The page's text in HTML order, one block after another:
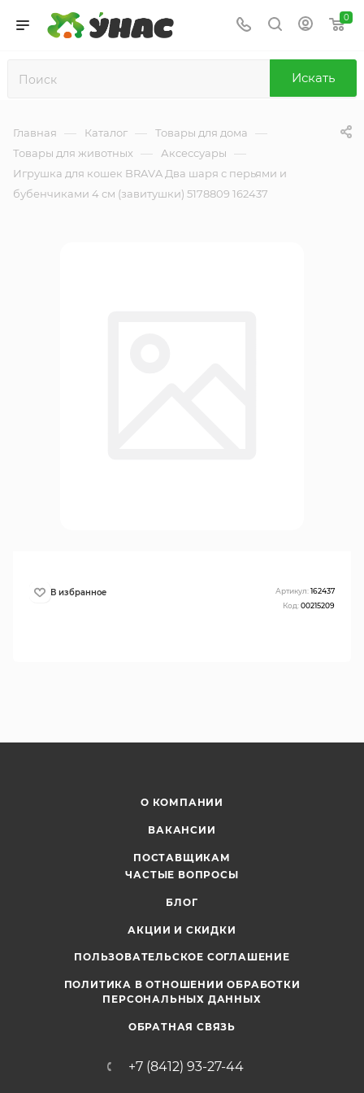
0
Искать
Главная — Каталог — Товары для дома —
Товары для животных — Аксессуары —
Игрушка для кошек BRAVA Два шаря с перьями и
бубенчиками 4 см (завитушки) 5178809 162437
Артикул:162437
Код:00215209
О КОМПАНИИ
ВАКАНСИИ
ПОСТАВЩИКАМ
ЧАСТЫЕ ВОПРОСЫ
БЛОГ
АКЦИИ И СКИДКИ
ПОЛЬЗОВАТЕЛЬСКОЕ СОГЛАШЕНИЕ
ПОЛИТИКА В ОТНОШЕНИИ ОБРАБОТКИ
ПЕРСОНАЛЬНЫХ ДАННЫХ
ОБРАТНАЯ СВЯЗЬ
+7 (8412) 93-27-44